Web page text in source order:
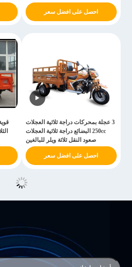
احصل على افضل سعر
3 عجلة بمحركات دراجة ثلاثية العجلات
250cc البضائع دراجة ثلاثية العجلات
صعود النقل ثلاثة ويلر للبالغين
احصل على افضل سعر